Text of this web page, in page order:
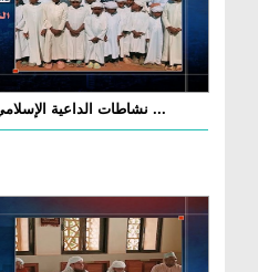
نشاطات الداعية الإسلامي الشيخ عبد الحبيب العطاري ...